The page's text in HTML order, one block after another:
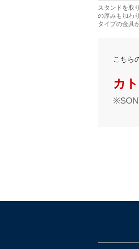
スタンドを取
の厚みも加わ
タイプの金具
こちら
カ